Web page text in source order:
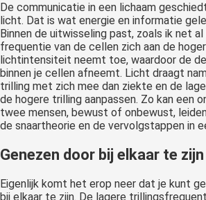
De communicatie in een lichaam
licht. Dat is wat energie en informatie
Binnen de uitwisseling past, zoals ik net
frequentie van de cellen zich aan de
lichtintensiteit neemt toe, waardoor de
binnen je cellen afneemt. Licht draagt
trilling met zich mee dan ziekte en de
de hogere trilling aanpassen. Zo kan een
twee mensen, bewust of onbewust,
de snaartheorie en de vervolgstappen in
Genezen door bij elkaar te zijn
Eigenlijk komt het erop neer dat je kunt
bij elkaar te zijn. De lagere